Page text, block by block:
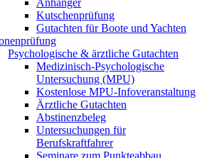
Kutschenprüfung
Gutachten für Boote und Yachten
Psychologische & ärztliche Gutachten
Medizinisch-Psychologische
Untersuchung (MPU)
Kostenlose MPU-Infoveranstaltung
Ärztliche Gutachten
Abstinenzbeleg
Untersuchungen für
Berufskraftfahrer
Seminare zum Punkteabbau